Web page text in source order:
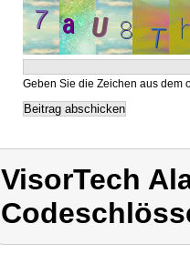
Geben Sie die Zeichen aus dem
VisorTech